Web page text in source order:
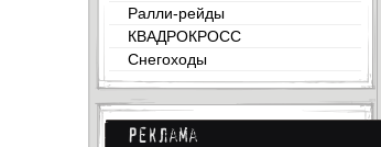
Ралли-рейды
КВАДРОКРОСС
Снегоходы
Реклама